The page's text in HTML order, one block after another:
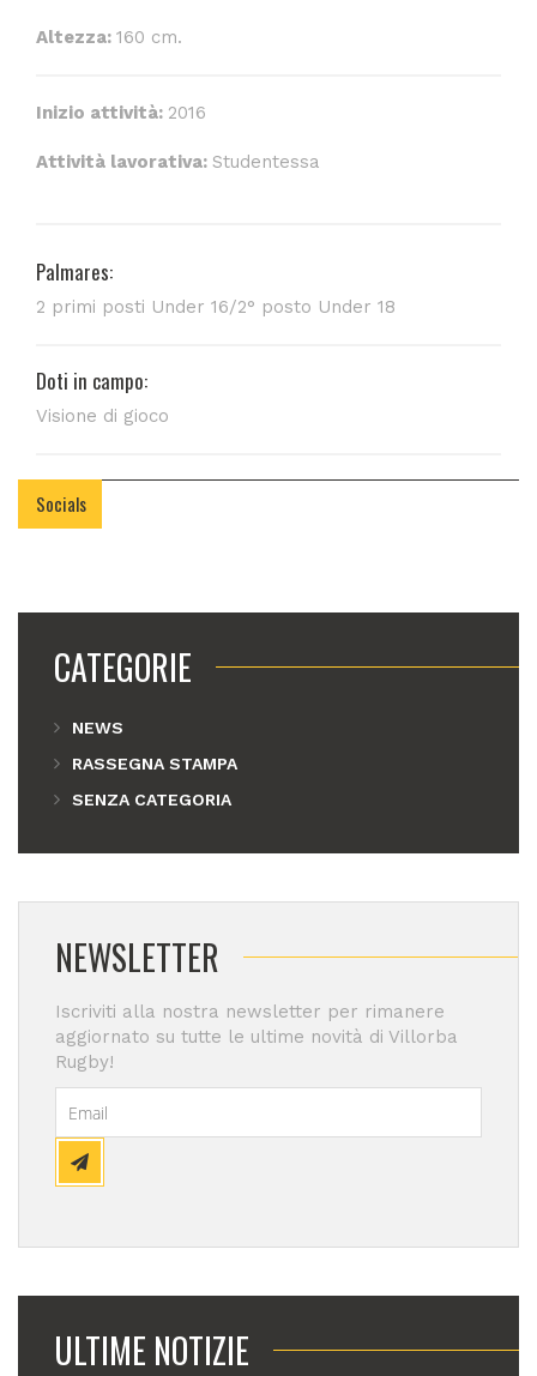
Altezza: 160 cm.
Inizio attività: 2016
Attività lavorativa: Studentessa
Palmares:
2 primi posti Under 16/2° posto Under 18
Doti in campo:
Visione di gioco
Socials
CATEGORIE
NEWS
RASSEGNA STAMPA
SENZA CATEGORIA
NEWSLETTER
Iscriviti alla nostra newsletter per rimanere
aggiornato su tutte le ultime novità di Villorba
Rugby!
ULTIME NOTIZIE